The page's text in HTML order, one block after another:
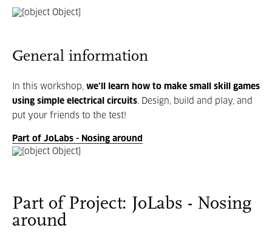
General information
In this workshop, we’ll learn how to make small skill games
using simple electrical circuits. Design, build and play, and
put your friends to the test!
Part of JoLabs - Nosing around
Part of Project: JoLabs - Nosing
around